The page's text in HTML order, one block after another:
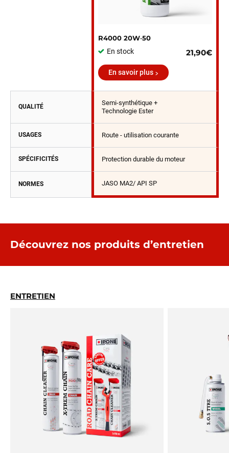
R4000 20W‑50
En stock
21,90€
En savoir plus
QUALITÉ
Semi-synthétique +
Technologie Ester
USAGES Route - utilisation courante
SPÉCIFICITÉS Protection durable du moteur
NORMES JASO MA2/ API SP
Découvrez nos produits d’entretien
ENTRETIEN